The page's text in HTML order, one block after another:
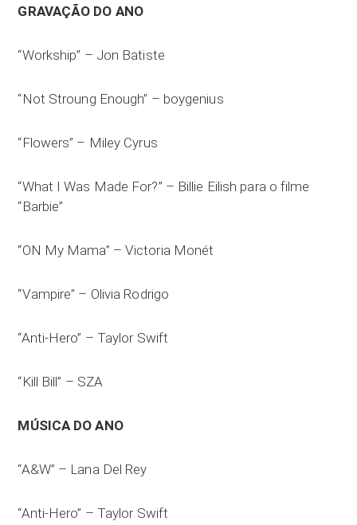
GRAVAÇÃO DO ANO
“Workship” – Jon Batiste
“Not Stroung Enough” – boygenius
“Flowers” – Miley Cyrus
“What I Was Made For?” – Billie Eilish para o filme
“Barbie”
“ON My Mama” – Victoria Monét
“Vampire” – Olivia Rodrigo
“Anti-Hero” – Taylor Swift
“Kill Bill” – SZA
MÚSICA DO ANO
“A&W” – Lana Del Rey
“Anti-Hero” – Taylor Swift